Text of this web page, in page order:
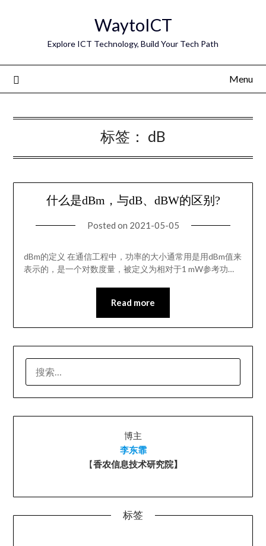
WaytoICT
Explore ICT Technology, Build Your Tech Path
Menu
标签： dB
什么是dBm，与dB、dBW的区别?
Posted on 2021-05-05
dBm的定义 在通信工程中，功率的大小通常用是用dBm值来
表示的，是一个对数度量，被定义为相对于1 mW参考功…
Read more
索：
博主
李东霏
【香农信息技术研究院】
标签